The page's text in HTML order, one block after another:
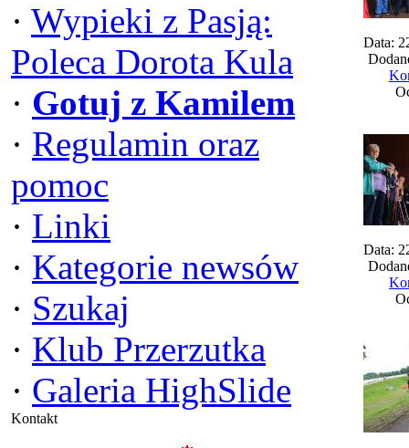
· Wypieki z Pasją:
Poleca Dorota Kula
· Gotuj z Kamilem
· Regulamin oraz
pomoc
· Linki
· Kategorie newsów
· Szukaj
· Klub Przerzutka
· Galeria HighSlide
Kontakt
Data:
Data: